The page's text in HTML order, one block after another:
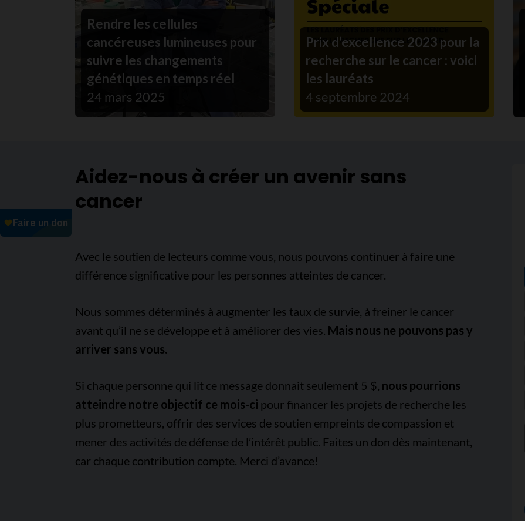
Rendre les cellules
cancéreuses lumineuses pour
suivre les changements
génétiques en temps réel
24 mars 2025
Prix d’excellence 2023 pour la
recherche sur le cancer : voici
les lauréats
4 septembre 2024
Aidez-nous à créer un avenir sans
cancer
Avec le soutien de lecteurs comme vous, nous pouvons continuer à faire une
différence significative pour les personnes atteintes de cancer.
Nous sommes déterminés à augmenter les taux de survie, à freiner le cancer
avant qu’il ne se développe et à améliorer des vies. Mais nous ne pouvons pas y
arriver sans vous.
Si chaque personne qui lit ce message donnait seulement 5 $, nous pourrions
atteindre notre objectif ce mois-ci pour financer les projets de recherche les
plus prometteurs, offrir des services de soutien empreints de compassion et
mener des activités de défense de l’intérêt public. Faites un don dès maintenant,
car chaque contribution compte. Merci d’avance!